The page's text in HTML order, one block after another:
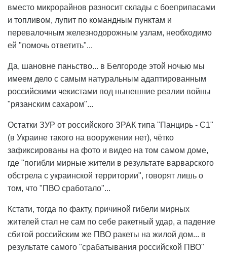
вместо микрорайнов разносит склады с боеприпасами
и топливом, лупит по командным пунктам и
перевалочным железнодорожным узлам, необходимо
ей "помочь ответить"...
Да, шановне паньство... в Белгороде этой ночью мы
имеем дело с самым натуральным адаптированным
российскими чекистами под нынешние реалии войны
"рязанским сахаром"...
Остатки ЗУР от российского ЗРАК типа "Панцирь - С1"
(в Украине такого на вооружении нет), чётко
зафиксированы на фото и видео на том самом доме,
где "погибли мирные жители в результате варварского
обстрела с украинской территории", говорят лишь о
том, что "ПВО сработало"...
Кстати, тогда по факту, причиной гибели мирных
жителей стал не сам по себе ракетный удар, а падение
сбитой российским же ПВО ракеты на жилой дом... в
результате самого "срабатывания российской ПВО"